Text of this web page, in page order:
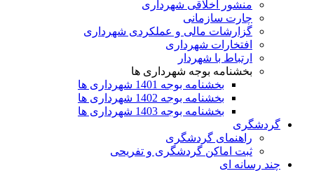
منشور اخلاقی شهرداری
چارت سازمانی
گزارشات مالی و عملکردی شهرداری
افتخارات شهرداری
ارتباط با شهردار
بخشنامه بوجه شهرداری ها
بخشنامه بوجه 1401 شهرداری ها
بخشنامه بوجه 1402 شهرداری ها
بخشنامه بوجه 1403 شهرداری ها
گردشگری
راهنمای گردشگری
ثبت اماکن گردشگری و تفریحی
چند رسانه ای